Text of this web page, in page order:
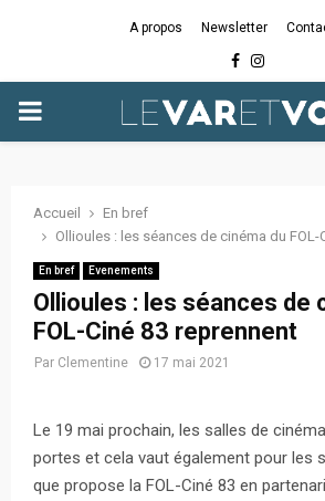
A propos Newsletter
Facebook
Instagram
PRIMARY
Accueil
En bref
Ollioules : les séances de cinéma du FOL-
En bref Evenements
Ollioules : les séances de
FOL-Ciné 83 reprennent
Par Clementine 17 mai 2021
Le 19 mai prochain, les salles de
portes et cela vaut également pour les
que propose la FOL-Ciné 83 en